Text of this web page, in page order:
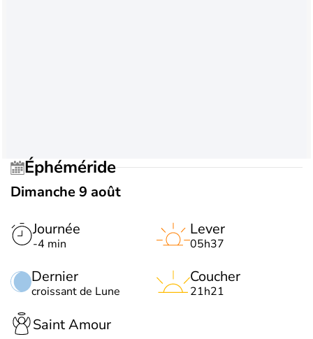
Éphéméride
Dimanche 9 août
Journée
-4 min
Dernier
croissant de Lune
Lever
05h37
Coucher
21h21
Saint Amour